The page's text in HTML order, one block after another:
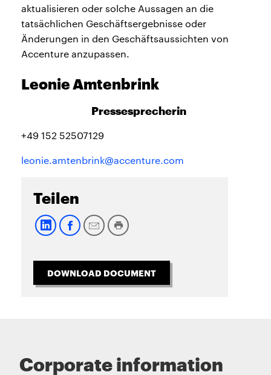
aktualisieren oder solche Aussagen an die
tatsächlichen Geschäftsergebnisse oder
Änderungen in den Geschäftsaussichten von
Accenture anzupassen.
Leonie Amtenbrink
Pressesprecherin
+49 152 52507129
leonie.amtenbrink@accenture.com
Teilen
DOWNLOAD DOCUMENT
Corporate information